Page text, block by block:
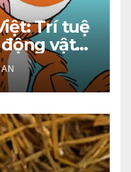
Trí tuệ
vật